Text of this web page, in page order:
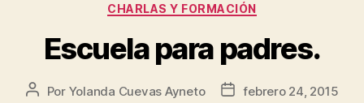
CHARLAS Y FORMACIÓN
Escuela para padres.
Por Yolanda Cuevas Ayneto
febrero 24, 2015